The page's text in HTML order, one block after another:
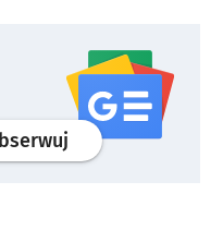
profilgoogle news